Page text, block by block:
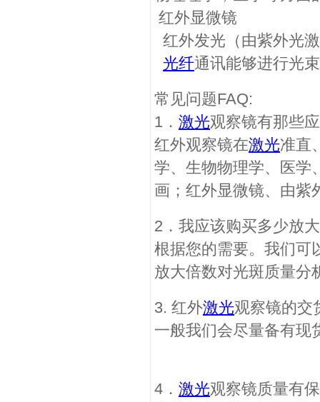
红外显微镜
红外发光（由紫外光
光纤通讯能够进行光
常见问题FAQ:
1． 激光观察镜有那些
红外观察镜在激光准直
学、生物物理学、医学
画；红外显微镜、由紫
2．我应该购买多少放
根据您的需要。我们可
放大倍数对光斑质量分
3. 红外激光观察镜的交
一般我们会尽量备有现
4． 激光观察镜质量有